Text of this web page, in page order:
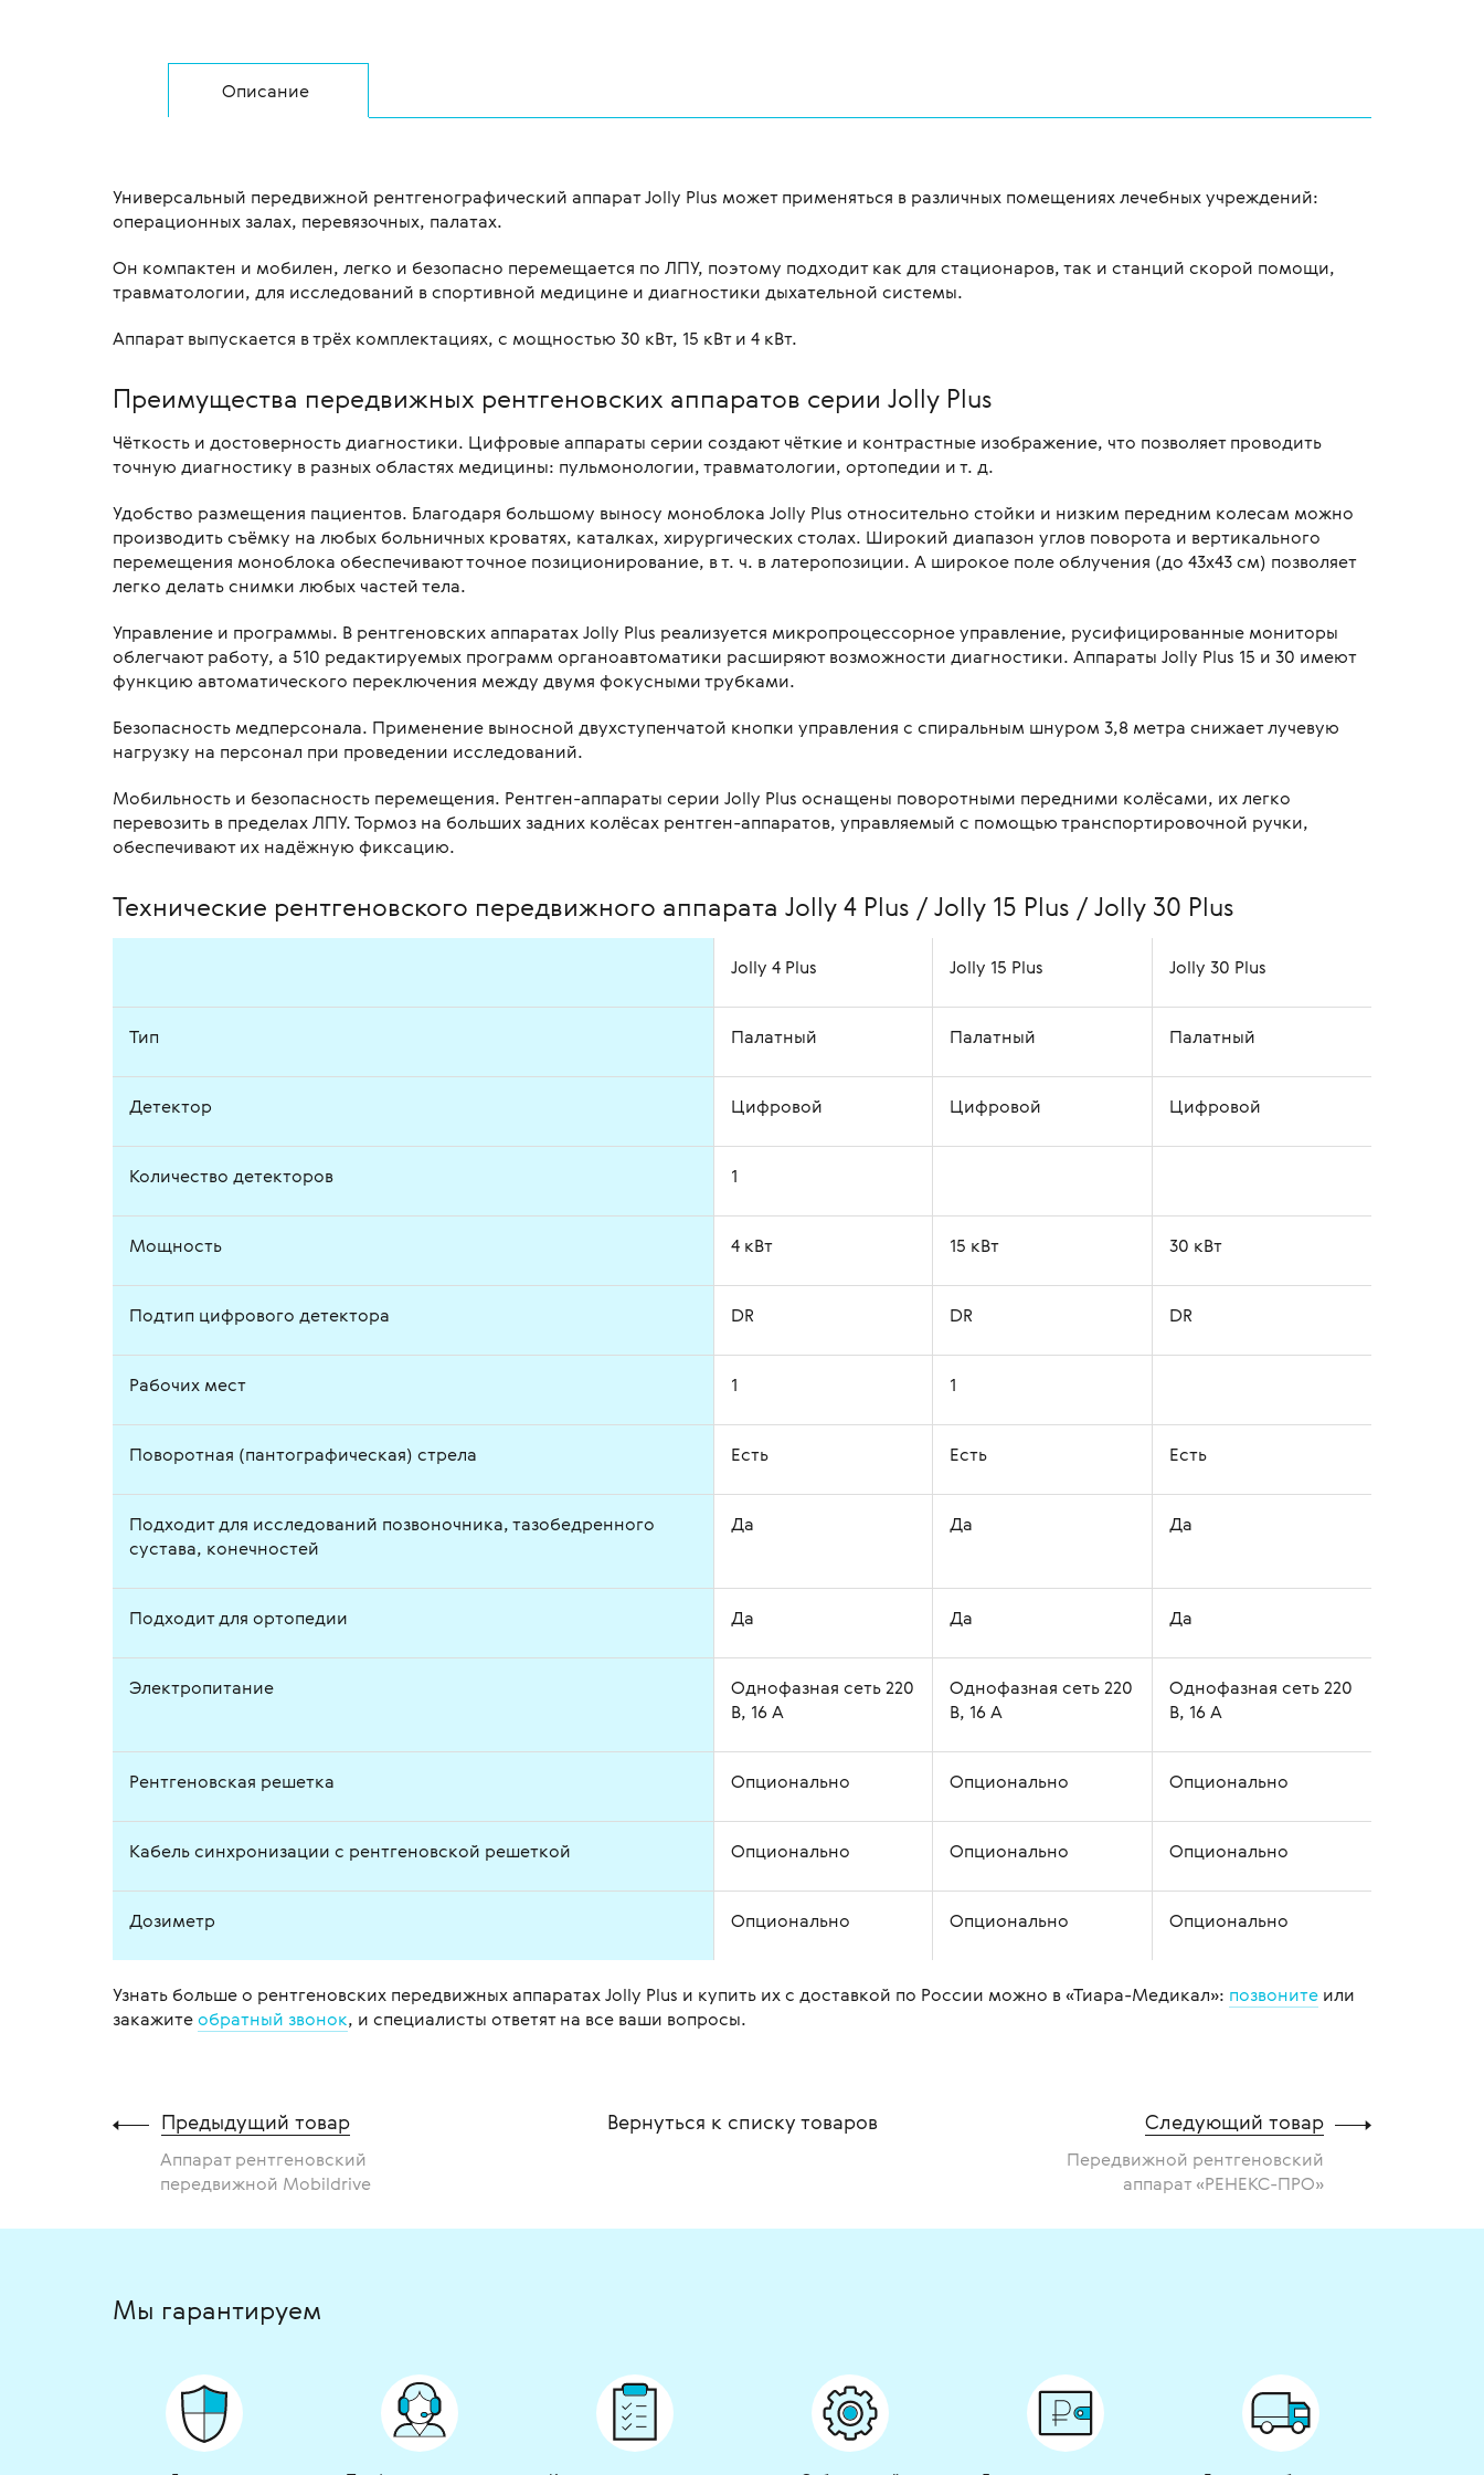
Описание
Универсальный передвижной рентгенографический аппарат Jolly Plus может применяться в различных помещениях лечебных учреждений:
операционных залах, перевязочных, палатах.
Он компактен и мобилен, легко и безопасно перемещается по ЛПУ, поэтому подходит как для стационаров, так и станций скорой помощи,
травматологии, для исследований в спортивной медицине и диагностики дыхательной системы.
Аппарат выпускается в трёх комплектациях, с мощностью 30 кВт, 15 кВт и 4 кВт.
Преимущества передвижных рентгеновских аппаратов серии Jolly Plus
Чёткость и достоверность диагностики. Цифровые аппараты серии создают чёткие и контрастные изображение, что позволяет проводить
точную диагностику в разных областях медицины: пульмонологии, травматологии, ортопедии и т. д.
Удобство размещения пациентов. Благодаря большому выносу моноблока Jolly Plus относительно стойки и низким передним колесам можно
производить съёмку на любых больничных кроватях, каталках, хирургических столах. Широкий диапазон углов поворота и вертикального
перемещения моноблока обеспечивают точное позиционирование, в т. ч. в латеропозиции. А широкое поле облучения (до 43х43 см) позволяет
легко делать снимки любых частей тела.
Управление и программы. В рентгеновских аппаратах Jolly Plus реализуется микропроцессорное управление, русифицированные мониторы
облегчают работу, а 510 редактируемых программ органоавтоматики расширяют возможности диагностики. Аппараты Jolly Plus 15 и 30 имеют
функцию автоматического переключения между двумя фокусными трубками.
Безопасность медперсонала. Применение выносной двухступенчатой кнопки управления с спиральным шнуром 3,8 метра снижает лучевую
нагрузку на персонал при проведении исследований.
Мобильность и безопасность перемещения. Рентген-аппараты серии Jolly Plus оснащены поворотными передними колёсами, их легко
перевозить в пределах ЛПУ. Тормоз на больших задних колёсах рентген-аппаратов, управляемый с помощью транспортировочной ручки,
обеспечивают их надёжную фиксацию.
Технические рентгеновского передвижного аппарата Jolly 4 Plus / Jolly 15 Plus / Jolly 30 Plus
Jolly 4 Plus Jolly 15 Plus Jolly 30 Plus
Тип Палатный Палатный Палатный
Детектор Цифровой Цифровой Цифровой
Количество детекторов 1
Мощность 4 кВт 15 кВт 30 кВт
Подтип цифрового детектора DR DR DR
Рабочих мест 1 1
Поворотная (пантографическая) стрела Есть Есть Есть
Подходит для исследований позвоночника, тазобедренного
сустава, конечностей
Да Да Да
Подходит для ортопедии Да Да Да
Электропитание
Однофазная сеть 220
В, 16 А
Однофазная сеть 220
В, 16 А
Однофазная сеть 220
В, 16 А
Рентгеновская решетка Опционально Опционально Опционально
Кабель синхронизации с рентгеновской решеткой Опционально Опционально Опционально
Дозиметр Опционально Опционально Опционально
Узнать больше о рентгеновских передвижных аппаратах Jolly Plus и купить их с доставкой по России можно в «Тиара-Медикал»: позвоните или
закажитеобратный звонок, и специалисты ответят на все ваши вопросы.
Вернуться к списку товаров
Предыдущий товар
Аппарат рентгеновский
передвижной Mobildrive
Следующий товар
Передвижной рентгеновский
аппарат «РЕНЕКС-ПРО»
Мы гарантируем